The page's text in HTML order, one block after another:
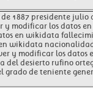
1887 presidente
y modificar los datos
en wikidata
wikidata
y modificar los
desierto rufino
grado de teniente